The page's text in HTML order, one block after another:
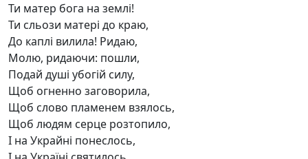
Ти матер бога на землі!
Ти сльози матері до краю,
До каплі вилила! Ридаю,
Молю, ридаючи: пошли,
Подай душі убогій силу,
Щоб огненно заговорила,
Щоб слово пламенем взялось,
Щоб людям серце розтопило,
І на Украйні понеслось,